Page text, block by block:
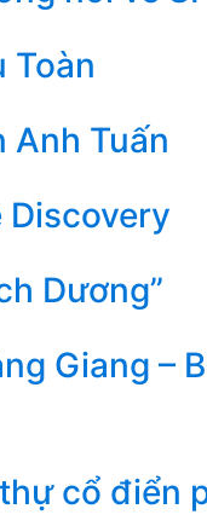
Toàn
Anh Tuấn
Discovery
Dương”
Giang –
cổ điển